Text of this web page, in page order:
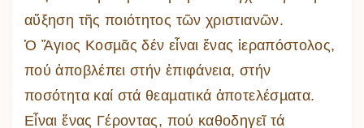
αὔξηση τῆς ποιότητος τῶν χριστιανῶν.
Ὁ Ἅγιος Κοσµᾶς δέν εἶναι ἕνας ἱεραπόστολος,
πού ἀποβλέπει στήν ἐπιφάνεια, στήν
ποσότητα καί στά θεαµατικά ἀποτελέσµατα.
Εἶναι ἕνας Γέροντας, πού καθοδηγεῖ τά